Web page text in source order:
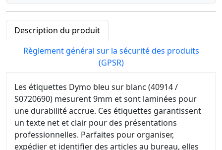
Description du produit
Règlement général sur la sécurité des produits
(GPSR)
Les étiquettes Dymo bleu sur blanc (40914 /
S0720690) mesurent 9mm et sont laminées pour
une durabilité accrue. Ces étiquettes garantissent
un texte net et clair pour des présentations
professionnelles. Parfaites pour organiser,
expédier et identifier des articles au bureau, elles